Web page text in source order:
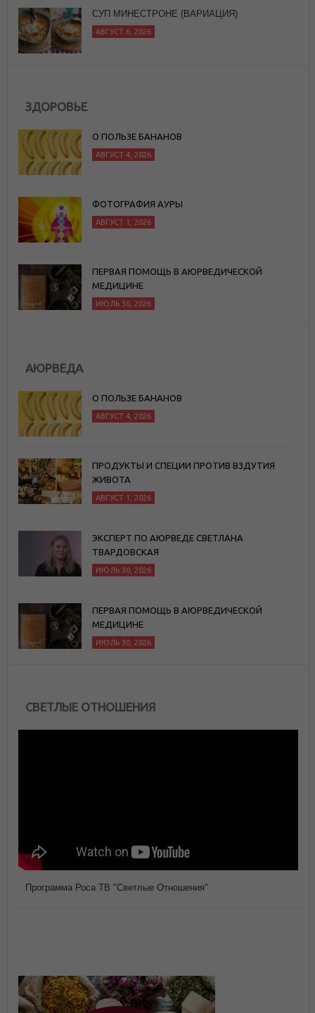
СУП МИНЕСТРОНЕ (ВАРИАЦИЯ)
АВГУСТ 6, 2026
ЗДОРОВЬЕ
О ПОЛЬЗЕ БАНАНОВ
АВГУСТ 4, 2026
ФОТОГРАФИЯ АУРЫ
АВГУСТ 1, 2026
ПЕРВАЯ ПОМОЩЬ В АЮРВЕДИЧЕСКОЙ
МЕДИЦИНЕ
ИЮЛЬ 30, 2026
АЮРВЕДА
О ПОЛЬЗЕ БАНАНОВ
АВГУСТ 4, 2026
ПРОДУКТЫ И СПЕЦИИ ПРОТИВ ВЗДУТИЯ
ЖИВОТА
АВГУСТ 1, 2026
ЭКСПЕРТ ПО АЮРВЕДЕ СВЕТЛАНА
ТВАРДОВСКАЯ
ИЮЛЬ 30, 2026
ПЕРВАЯ ПОМОЩЬ В АЮРВЕДИЧЕСКОЙ
МЕДИЦИНЕ
ИЮЛЬ 30, 2026
СВЕТЛЫЕ ОТНОШЕНИЯ
Программа Роса ТВ "Светлые Отношения"